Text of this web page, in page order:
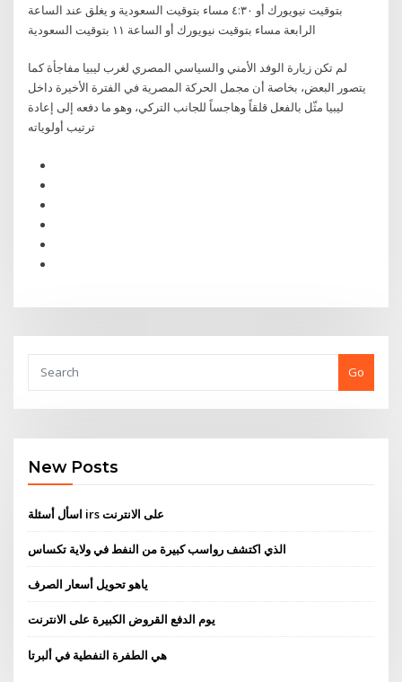
بتوقيت نيويورك أو ٤:٣٠ مساء بتوقيت السعودية و يغلق عند الساعة
الرابعة مساء بتوقيت نيويورك أو الساعة ١١ بتوقيت السعودية
لم تكن زيارة الوفد الأمني والسياسي المصري لغرب ليبيا مفاجأة كما
يتصور البعض، بخاصة أن مجمل الحركة المصرية في الفترة الأخيرة داخل
ليبيا مثّل بالفعل قلقاً وهاجساً للجانب التركي، وهو ما دفعه إلى إعادة
ترتيب أولوياته
Go
New Posts
اسأل أسئلة irs على الانترنت
الذي اكتشف رواسب كبيرة من النفط في ولاية تكساس
ياهو تحويل أسعار الصرف
يوم الدفع القروض الكبيرة على الانترنت
هي الطفرة النفطية في ألبرتا